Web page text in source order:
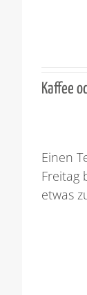
Kaffee
Einen
Freitag
etwas